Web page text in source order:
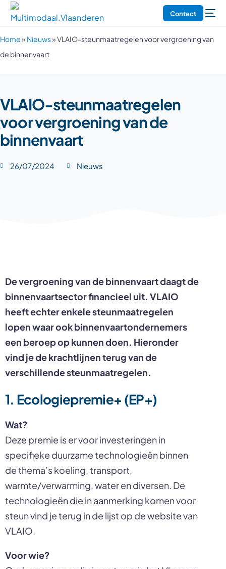
Contact
Home»Nieuws»VLAIO-steunmaatregelen voor vergroening van
de binnenvaart
VLAIO-steunmaatregelen
voor vergroening van de
binnenvaart
26/07/2024 Nieuws
De vergroening van de binnenvaart daagt de
binnenvaartsector financieel uit. VLAIO
heeft echter enkele steunmaatregelen
lopen waar ook binnenvaartondernemers
een beroep op kunnen doen. Hieronder
vind je de krachtlijnen terug van de
verschillende steunmaatregelen.
1. Ecologiepremie+ (EP+)
Wat?
Deze premie is er voor investeringen in
specifieke duurzame technologieën binnen
de thema’s koeling, transport,
warmte/verwarming, water en diversen. De
technologieën die in aanmerking komen voor
steun vind je terug in de lijst op de website van
VLAIO.
Voor wie?